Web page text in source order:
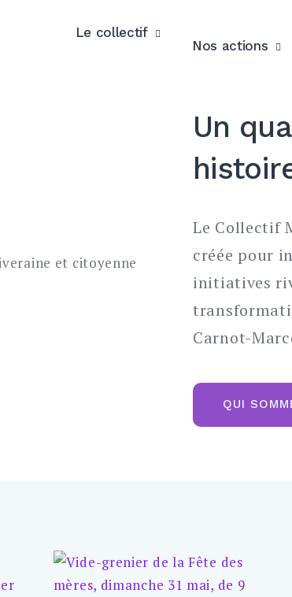
Le collectif
Nos actions
Un
Le Collectif
créée pour
initiatives
Carnot-
QUI